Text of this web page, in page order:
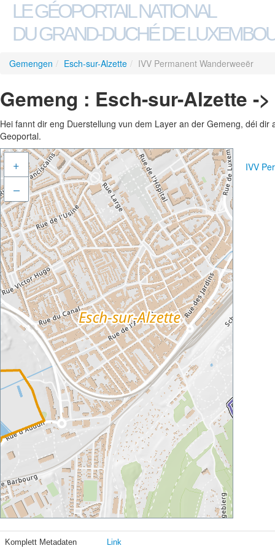
LE GÉOPORTAIL NATIONAL
DU GRAND-DUCHÉ DE
Gemengen / Esch-sur-Alzette / IVV Permanent Wanderweeër
Gemeng : Esch-sur-Alzette -
Hei fannt dir eng Duerstellung vun dem Layer an der Gemeng, déi
Geoportal.
+
–
IVV
Komplett Metadaten Link